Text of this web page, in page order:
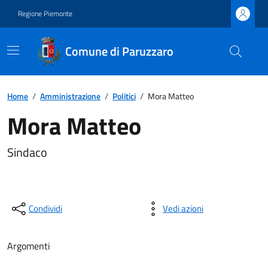
Regione Piemonte
Comune di Paruzzaro
Home / Amministrazione / Politici / Mora Matteo
Mora Matteo
Sindaco
Condividi Vedi azioni
Argomenti